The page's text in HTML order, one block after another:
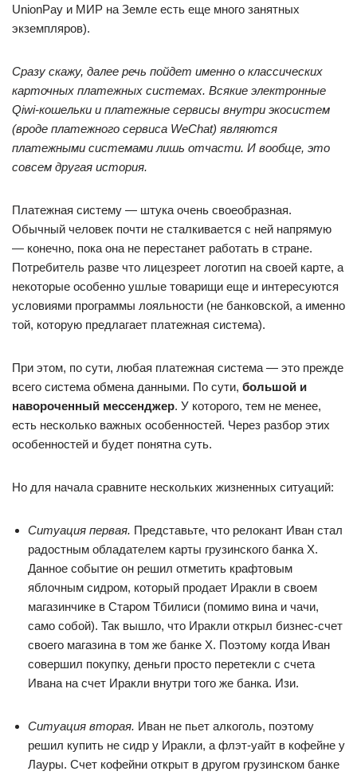
UnionPay и МИР на Земле есть еще много занятных
экземпляров).
Сразу скажу, далее речь пойдет именно о классических
карточных платежных системах. Всякие электронные
Qiwi-кошельки и платежные сервисы внутри экосистем
(вроде платежного сервиса WeChat) являются
платежными системами лишь отчасти. И вообще, это
совсем другая история.
Платежная систему — штука очень своеобразная.
Обычный человек почти не сталкивается с ней напрямую
— конечно, пока она не перестанет работать в стране.
Потребитель разве что лицезреет логотип на своей карте, а
некоторые особенно ушлые товарищи еще и интересуются
условиями программы лояльности (не банковской, а именно
той, которую предлагает платежная система).
При этом, по сути, любая платежная система — это прежде
всего система обмена данными. По сути, большой и
навороченный мессенджер. У которого, тем не менее,
есть несколько важных особенностей. Через разбор этих
особенностей и будет понятна суть.
Но для начала сравните нескольких жизненных ситуаций:
Ситуация первая. Представьте, что релокант Иван стал
радостным обладателем карты грузинского банка Х.
Данное событие он решил отметить крафтовым
яблочным сидром, который продает Иракли в своем
магазинчике в Старом Тбилиси (помимо вина и чачи,
само собой). Так вышло, что Иракли открыл бизнес-счет
своего магазина в том же банке Х. Поэтому когда Иван
совершил покупку, деньги просто перетекли с счета
Ивана на счет Иракли внутри того же банка. Изи.
Ситуация вторая. Иван не пьет алкоголь, поэтому
решил купить не сидр у Иракли, а флэт-уайт в кофейне у
Лауры. Счет кофейни открыт в другом грузинском банке